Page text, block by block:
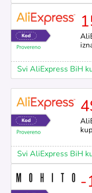
Svi AliExpress BiH
Svi AliExpress BiH
-